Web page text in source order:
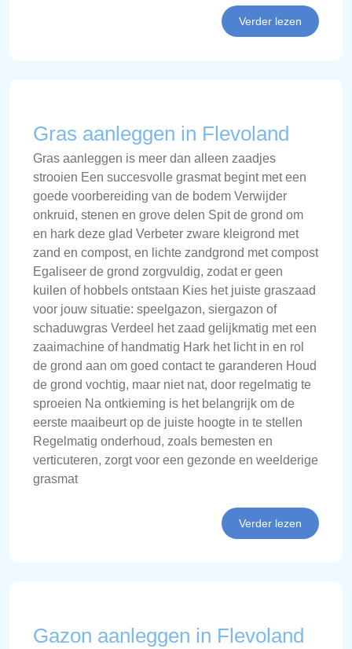
Verder lezen
Gras aanleggen in Flevoland
Gras aanleggen is meer dan alleen zaadjes
strooien Een succesvolle grasmat begint met een
goede voorbereiding van de bodem Verwijder
onkruid, stenen en grove delen Spit de grond om
en hark deze glad Verbeter zware kleigrond met
zand en compost, en lichte zandgrond met compost
Egaliseer de grond zorgvuldig, zodat er geen
kuilen of hobbels ontstaan Kies het juiste graszaad
voor jouw situatie: speelgazon, siergazon of
schaduwgras Verdeel het zaad gelijkmatig met een
zaaimachine of handmatig Hark het licht in en rol
de grond aan om goed contact te garanderen Houd
de grond vochtig, maar niet nat, door regelmatig te
sproeien Na ontkieming is het belangrijk om de
eerste maaibeurt op de juiste hoogte in te stellen
Regelmatig onderhoud, zoals bemesten en
verticuteren, zorgt voor een gezonde en weelderige
grasmat
Verder lezen
Gazon aanleggen in Flevoland